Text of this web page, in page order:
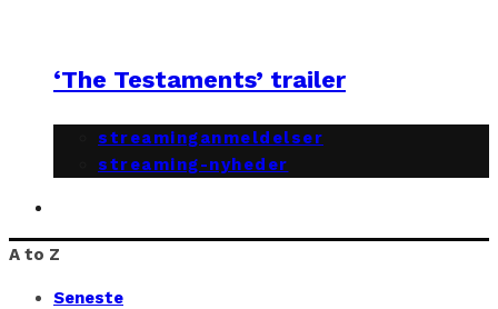
‘The Testaments’ trailer
streaminganmeldelser
streaming-nyheder
A to Z
Seneste